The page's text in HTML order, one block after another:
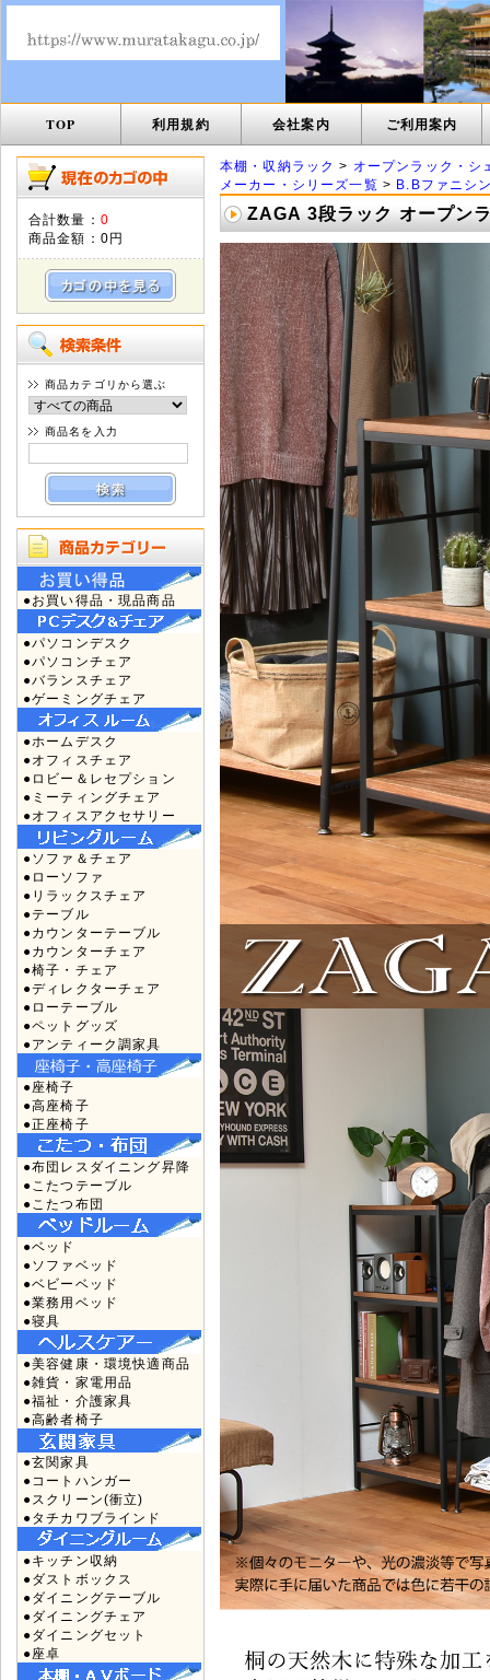
TOP 利用規約 会社案内 ご利用案内
合計数量： 0
商品金額： 0円
商品カテゴリから選ぶ
商品名を入力
●お買い得品・現品商品
●パソコンデスク
●パソコンチェア
●バランスチェア
●ゲーミングチェア
●ホームデスク
●オフィスチェア
●ロビー＆レセプション
●ミーティングチェア
●オフィスアクセサリー
●ソファ＆チェア
●ローソファ
●リラックスチェア
●テーブル
●カウンターテーブル
●カウンターチェア
●椅子・チェア
●ディレクターチェア
●ローテーブル
●ペットグッズ
●アンティーク調家具
●座椅子
●高座椅子
●正座椅子
●布団レスダイニング昇降
●こたつテーブル
●こたつ布団
●ベッド
●ソファベッド
●ベビーベッド
●業務用ベッド
●寝具
●美容健康・環境快適商品
●雑貨・家電用品
●福祉・介護家具
●高齢者椅子
●玄関家具
●コートハンガー
●スクリーン(衝立)
●タチカワブラインド
●キッチン収納
●ダストボックス
●ダイニングテーブル
●ダイニングチェア
●ダイニングセット
●座卓
本棚・収納ラック > オープンラック・シ
メーカー・シリーズ一覧 > B.Bファニシ
ZAGA 3段ラック オープン